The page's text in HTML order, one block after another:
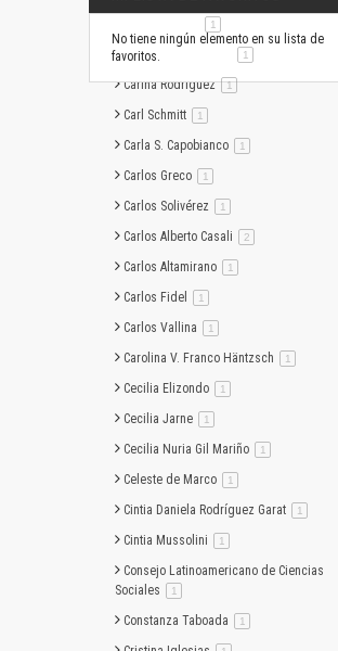
1
Carina A. Cassanello 1
Carina Rodríguez 1artículo
Carl Schmitt 1
Carla S. Capobianco 1
Carlos Greco 1
Carlos Solivérez 1
Carlos Alberto Casali 2artículo
Carlos Altamirano 1
Carlos Fidel 1
Carlos Vallina 1
Carolina V. Franco Häntzsch 1
Cecilia Elizondo 1
Cecilia Jarne 1
Cecilia Nuria Gil Mariño 1
Celeste de Marco 1
Cintia Daniela Rodríguez Garat 1
Cintia Mussolini 1
Consejo Latinoamericano de Ciencias
Sociales
1
Constanza Taboada 1
No tiene ningún elemento en su lista de
favoritos.